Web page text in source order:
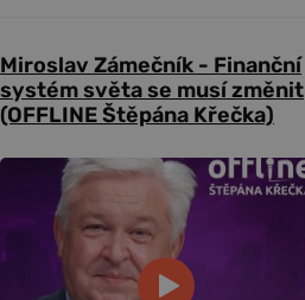
Miroslav Zámečník - Finanční
systém světa se musí změnit
(OFFLINE Štěpána Křečka)